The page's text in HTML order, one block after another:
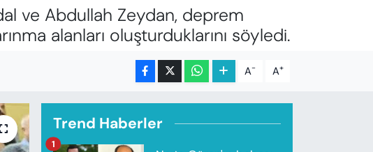
ve Abdullah Zeydan, deprem
alanları oluşturduklarını söyledi.
A- A+
Trend Haberler
1